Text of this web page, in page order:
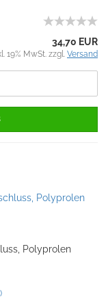
34,70 EUR
19% MwSt. zzgl. Versand
Polyprolen